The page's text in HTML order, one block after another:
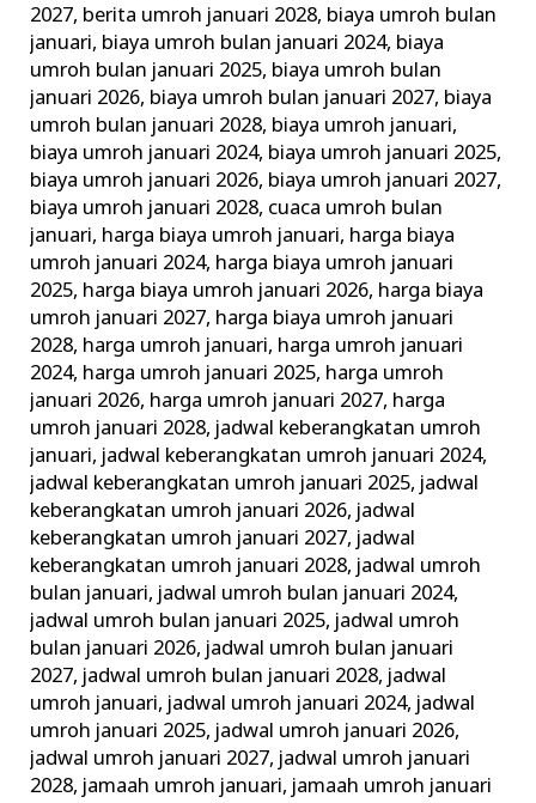
2027, berita umroh januari 2028, biaya umroh bulan
januari, biaya umroh bulan januari 2024, biaya
umroh bulan januari 2025, biaya umroh bulan
januari 2026, biaya umroh bulan januari 2027, biaya
umroh bulan januari 2028, biaya umroh januari,
biaya umroh januari 2024, biaya umroh januari 2025,
biaya umroh januari 2026, biaya umroh januari 2027,
biaya umroh januari 2028, cuaca umroh bulan
januari, harga biaya umroh januari, harga biaya
umroh januari 2024, harga biaya umroh januari
2025, harga biaya umroh januari 2026, harga biaya
umroh januari 2027, harga biaya umroh januari
2028, harga umroh januari, harga umroh januari
2024, harga umroh januari 2025, harga umroh
januari 2026, harga umroh januari 2027, harga
umroh januari 2028, jadwal keberangkatan umroh
januari, jadwal keberangkatan umroh januari 2024,
jadwal keberangkatan umroh januari 2025, jadwal
keberangkatan umroh januari 2026, jadwal
keberangkatan umroh januari 2027, jadwal
keberangkatan umroh januari 2028, jadwal umroh
bulan januari, jadwal umroh bulan januari 2024,
jadwal umroh bulan januari 2025, jadwal umroh
bulan januari 2026, jadwal umroh bulan januari
2027, jadwal umroh bulan januari 2028, jadwal
umroh januari, jadwal umroh januari 2024, jadwal
umroh januari 2025, jadwal umroh januari 2026,
jadwal umroh januari 2027, jadwal umroh januari
2028, jamaah umroh januari, jamaah umroh januari